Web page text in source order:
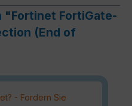
FortiGate-
(End of
- Fordern Sie